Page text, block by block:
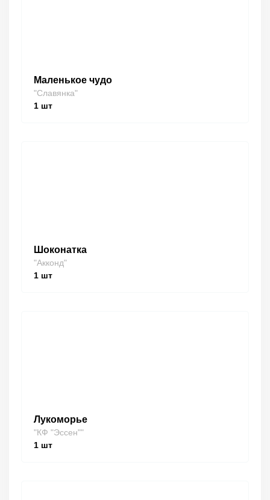
Маленькое чудо
"Славянка"
1 шт
Шоконатка
"Акконд"
1 шт
Лукоморье
"КФ "Эссен""
1 шт